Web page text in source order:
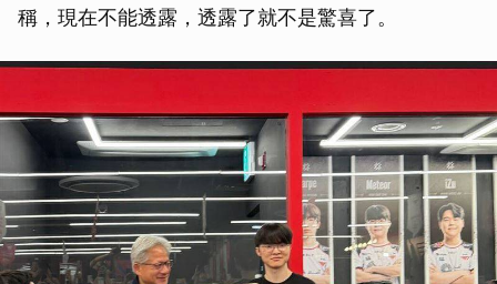
稱，現在不能透露，透露了就不是驚喜了。